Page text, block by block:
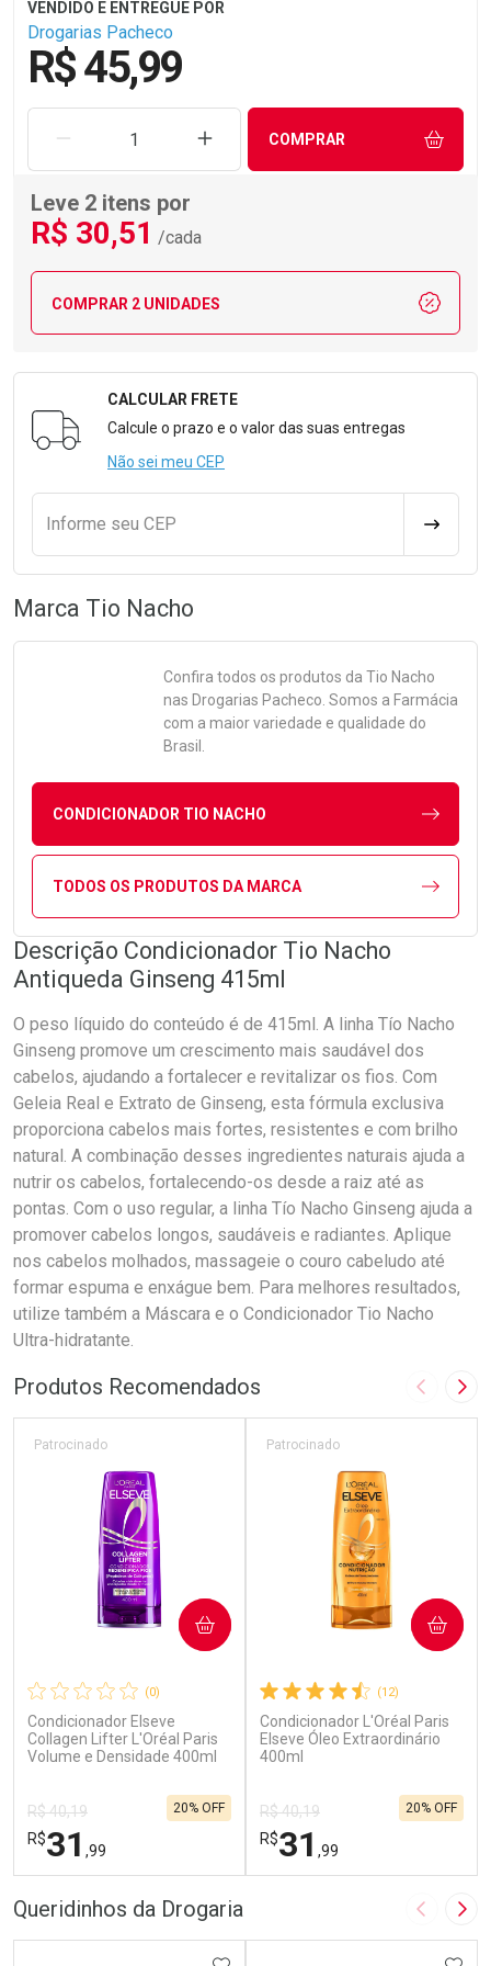
Drogarias Pacheco
R$ 45,99
REMOVER UMA UNIDADEAUMENTAR UMA UNIDADE
COMPRAR
Leve 2 itens por
R$ 30,51 /cada
COMPRAR 2 UNIDADES
Formulário para Calcular o Frete
CALCULAR FRETE
Calcule o prazo e o valor das suas entregas
Não sei meu CEP
Informe seu CEP
Marca Tio Nacho
Confira todos os produtos da Tio Nacho
nas Drogarias Pacheco. Somos a Farmácia
com a maior variedade e qualidade do
Brasil.
CONDICIONADOR TIO NACHO
TODOS OS PRODUTOS DA MARCA
Descrição Condicionador Tio Nacho
Antiqueda Ginseng 415ml
O peso líquido do conteúdo é de 415ml. A linha Tío Nacho
Ginseng promove um crescimento mais saudável dos
cabelos, ajudando a fortalecer e revitalizar os fios. Com
Geleia Real e Extrato de Ginseng, esta fórmula exclusiva
proporciona cabelos mais fortes, resistentes e com brilho
natural. A combinação desses ingredientes naturais ajuda a
nutrir os cabelos, fortalecendo-os desde a raiz até as
pontas. Com o uso regular, a linha Tío Nacho Ginseng ajuda a
promover cabelos longos, saudáveis e radiantes. Aplique
nos cabelos molhados, massageie o couro cabeludo até
formar espuma e enxágue bem. Para melhores resultados,
utilize também a Máscara e o Condicionador Tio Nacho
Ultra-hidratante.
Produtos Recomendados Imagem
(0)
Condicionador Elseve
Collagen Lifter L'Oréal Paris
Volume e Densidade 400ml
Patrocinado
R$ 40,19
R$31 ,99
20% OFF
COMPRAR
(12)
Condicionador L'Oréal Paris
Elseve Óleo Extraordinário
400ml
Patrocinado
R$ 40,19
R$31 ,99
20% OFF
COMPRAR
Queridinhos da Drogaria Imagem